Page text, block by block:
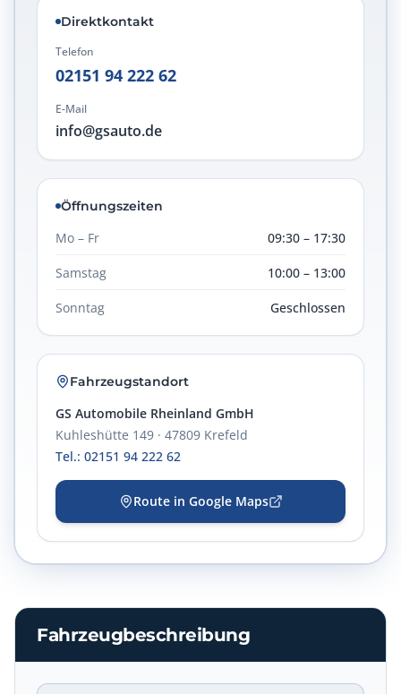
Direktkontakt
Telefon
02151 94 222 62
E-Mail
info@gsauto.de
Öffnungszeiten
Mo – Fr 09:30 – 17:30
Samstag 10:00 – 13:00
Sonntag Geschlossen
Fahrzeugstandort
GS Automobile Rheinland GmbH
Kuhleshütte 149 · 47809 Krefeld
Tel.: 02151 94 222 62
Route in Google Maps
Fahrzeugbeschreibung